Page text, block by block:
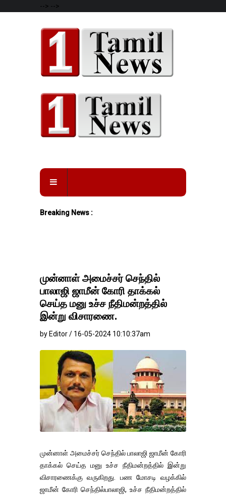
--> -->
Breaking News :
முன்னாள் அமைச்சர் செந்தில்
பாலாஜி ஜாமீன் கோரி தாக்கல்
செய்த மனு உச்ச நீதிமன்றத்தில்
இன்று விசாரணை.
by Editor / 16-05-2024 10:10:37am
முன்னாள் அமைச்சர் செந்தில் பாலாஜி ஜாமீன் கோரி
தாக்கல் செய்த மனு உச்ச நீதிமன்றத்தில் இன்று
விசாரணைக்கு வருகிறது. பண மோசடி வழக்கில்
ஜாமீன் கோரி செந்தில்பாலாஜி, உச்ச நீதிமன்றத்தில்